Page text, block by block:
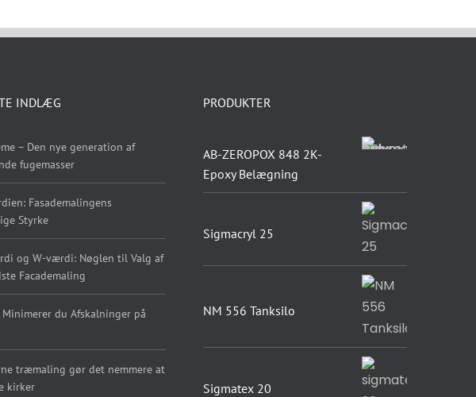
INDLÆG
– Den nye generation af
fugemasser
Fasademalingens
Styrke
og W-værdi: Nøglen til Valg af
Facademaling
Minimerer du Afskalninger på
træmaling gør det nemmere at
kirker
PRODUKTER
AB-ZEROPOX 848 2K-
Epoxy Belægning
Sigmacryl 25
NM 556 Tanksilo
Sigmatex 20